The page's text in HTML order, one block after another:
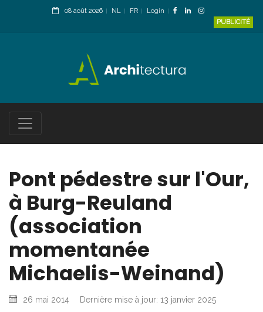
08 août 2026 NL FR
Login
PUBLICITÉ
Pont pédestre sur l'Our,
à Burg-Reuland
(association
momentanée
Michaelis-Weinand)
26 mai 2014 Dernière mise à jour: 13 janvier 2025